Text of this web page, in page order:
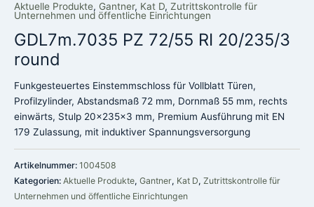
Aktuelle Produkte, Gantner, Kat D, Zutrittskontrolle für
Unternehmen und öffentliche Einrichtungen
GDL7m.7035 PZ 72/55 RI 20/235/3
round
Funkgesteuertes Einstemmschloss für Vollblatt Türen,
Profilzylinder, Abstandsmaß 72 mm, Dornmaß 55 mm, rechts
einwärts, Stulp 20x235x3 mm, Premium Ausführung mit EN
179 Zulassung, mit induktiver Spannungsversorgung
Artikelnummer: 1004508
Kategorien: Aktuelle Produkte, Gantner, Kat D, Zutrittskontrolle für
Unternehmen und öffentliche Einrichtungen